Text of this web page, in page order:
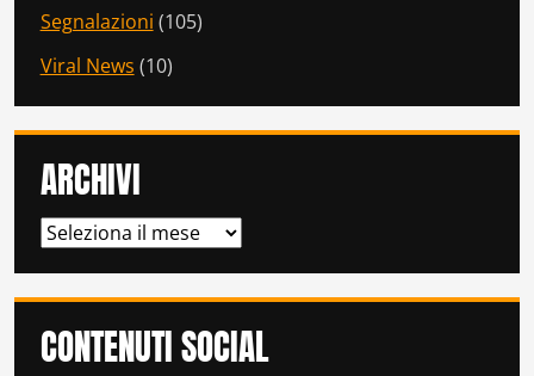
Segnalazioni (105)
Viral News (10)
ARCHIVI
ARCHIVI
CONTENUTI SOCIAL